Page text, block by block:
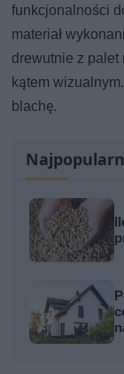
funkcjonalności
materiał
drewutnie z palet
kątem
blachę.